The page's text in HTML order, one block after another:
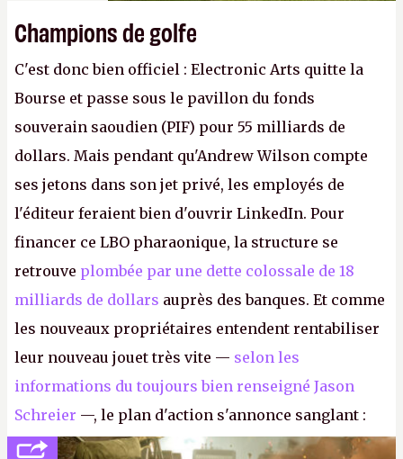
Champions de golfe
C'est donc bien officiel : Electronic Arts quitte la
Bourse et passe sous le pavillon du fonds
souverain saoudien (PIF) pour 55 milliards de
dollars. Mais pendant qu'Andrew Wilson compte
ses jetons dans son jet privé, les employés de
l'éditeur feraient bien d'ouvrir LinkedIn. Pour
financer ce LBO pharaonique, la structure se
retrouve plombée par une dette colossale de 18
milliards de dollars auprès des banques. Et comme
les nouveaux propriétaires entendent rentabiliser
leur nouveau jouet très vite — selon les
informations du toujours bien renseigné Jason
Schreier —, le plan d'action s'annonce sanglant :
réductions de coûts drastiques, fermetures de